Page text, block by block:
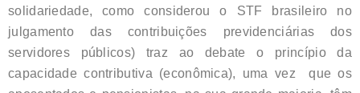
solidariedade, como considerou o STF brasileiro no
julgamento das contribuições previdenciárias dos
servidores públicos) traz ao debate o princípio da
capacidade contributiva (econômica), uma vez que os